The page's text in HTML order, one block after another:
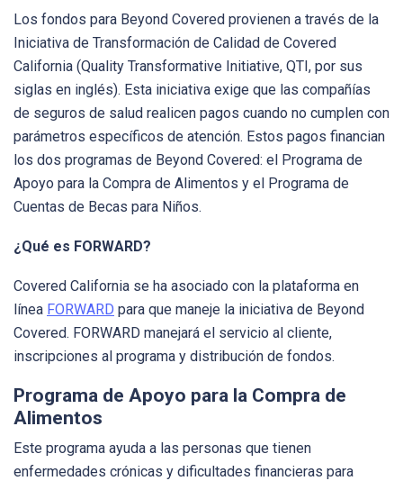
Los fondos para Beyond Covered provienen a través de la
Iniciativa de Transformación de Calidad de Covered
California (Quality Transformative Initiative, QTI, por sus
siglas en inglés). Esta iniciativa exige que las compañías
de seguros de salud realicen pagos cuando no cumplen con
parámetros específicos de atención. Estos pagos financian
los dos programas de Beyond Covered: el Programa de
Apoyo para la Compra de Alimentos y el Programa de
Cuentas de Becas para Niños.
¿Qué es FORWARD?
Covered California se ha asociado con la plataforma en
línea FORWARD para que maneje la iniciativa de Beyond
Covered. FORWARD manejará el servicio al cliente,
inscripciones al programa y distribución de fondos.
Programa de Apoyo para la Compra de
Alimentos
Este programa ayuda a las personas que tienen
enfermedades crónicas y dificultades financieras para